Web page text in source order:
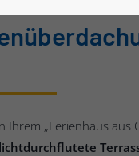
Ihrem „Ferienhaus aus